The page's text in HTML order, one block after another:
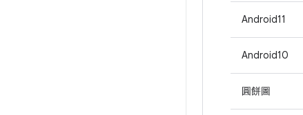
Android11
Android10
圓餅圖